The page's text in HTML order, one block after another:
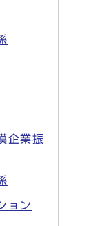
企業振
ョン